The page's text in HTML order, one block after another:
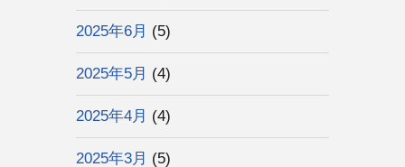
2025年6月 (5)
2025年5月 (4)
2025年4月 (4)
2025年3月 (5)